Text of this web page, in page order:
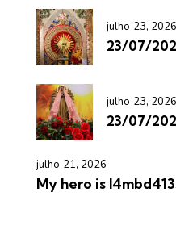
julho 23, 2026
23/07/
julho 23, 2026
23/07/
julho 21, 2026
My hero is